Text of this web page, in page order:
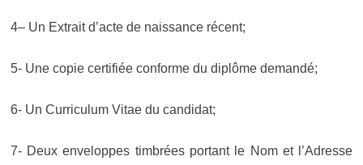
4– Un Extrait d’acte de naissance récent;
5- Une copie certifiée conformedu diplôme demandé;
6- Un Curriculum Vitae du candidat;
7- Deux enveloppes timbrées portant le Nom et l’Adresse